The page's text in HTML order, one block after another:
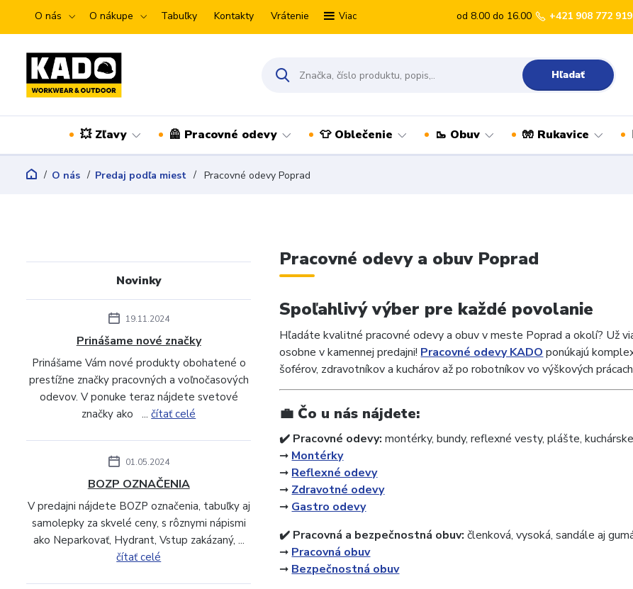
O nás O nákupe Tabuľky Kontakty Vrátenie Viac
Hľadať
od 8.00 do 16.00 +421 908 772 919
💥 Zľavy 🦺 Pracovné odevy 👕 Oblečenie 🥾 Obuv 🧤 Rukavice
O nás Predaj podľa miest Pracovné odevy Poprad
Novinky
19.11.2024
Prinášame nové značky
Prinášame Vám nové produkty obohatené o
prestížne značky pracovných a voľnočasových
odevov. V ponuke teraz nájdete svetové
značky ako ...čítať celé
01.05.2024
BOZP OZNAČENIA
V predajni nájdete BOZP označenia, tabuľky aj
samolepky za skvelé ceny, s rôznymi nápismi
ako Neparkovať, Hydrant, Vstup zakázaný, ...
čítať celé
Pracovné odevy a obuv Poprad
Spoľahlivý výber pre každé povolanie
Hľadáte kvalitné pracovné odevy a obuv v meste Poprad a okolí? Už
osobne v kamennej predajni! Pracovné odevy KADO ponúkajú
šoférov, zdravotníkov a kuchárov až po robotníkov vo výškových
💼 Čo u nás nájdete:
✔️ Pracovné odevy: montérky, bundy, reflexné vesty, plášte,
➞ Montérky
➞ Reflexné odevy
➞ Zdravotné odevy
➞ Gastro odevy
✔️ Pracovná a bezpečnostná obuv: členková, vysoká, sandále aj
➞ Pracovná obuv
➞ Bezpečnostná obuv